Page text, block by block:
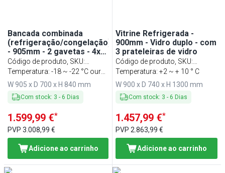
Bancada combinada
(refrigeração/congelação)
- 905mm - 2 gavetas - 4x
GN 1/1
Código de produto, SKU:
TSSH221
Temperatura: -18 ~ -22 °C our
+2 ~ +8 °C
W 905 x D 700 x H 840 mm
Com stock: 3 - 6 Dias
1.599,99 €*
PVP 3.008,99 €
Adicione ao carrinho
Vitrine Refrigerada -
900mm - Vidro duplo - com
3 prateleiras de vidro
Código de produto, SKU:
KTH9713R
Temperatura: +2 ~ + 10 ° C
W 900 x D 740 x H 1300 mm
Com stock: 3 - 6 Dias
1.457,99 €*
PVP2.863,99 €
Adicione ao carrinho